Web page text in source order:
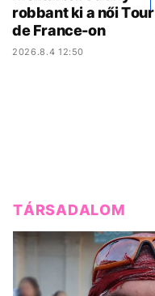
robbant ki a női Tour
de France-on
2026.8.4 12:50
TÁRSADALOM